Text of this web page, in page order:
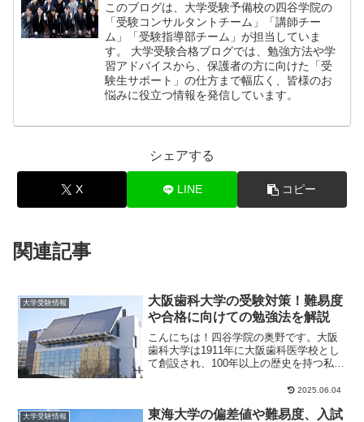
このブログは、大学受験予備校の四谷学院の
「受験コンサルタントチーム」「講師チー
ム」「受験指導部チーム」が担当していま
す。 大学受験合格ブログでは、勉強方法や学
習アドバイスから、保護者の方に向けた「受
験生サポート」の仕方まで幅広く、皆様のお
悩みに役立つ情報を発信しています。
シェアする
X LINE コピー
関連記事
大学受験情報
大阪歯科大学の受験対策！難易度
や合格に向けての勉強法を解説
こんにちは！四谷学院の奥野です。大阪
歯科大学は1911年に大阪歯科医学校とし
て創設され、100年以上の歴史を持つ私立
2025.06.04
大学受験情報
東海大学の偏差値や難易度、入試